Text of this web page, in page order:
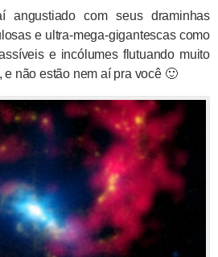
angustiado com seus draminhas
e ultra-mega-gigantescas como
e incólumes flutuando muito
e não estão nem aí pra você 🙂